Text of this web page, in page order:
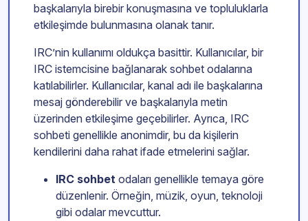
başkalarıyla birebir konuşmasına ve topluluklarla
etkileşimde bulunmasına olanak tanır.
IRC’nin kullanımı oldukça basittir. Kullanıcılar, bir
IRC istemcisine bağlanarak sohbet odalarına
katılabilirler. Kullanıcılar, kanal adı ile başkalarına
mesaj gönderebilir ve başkalarıyla metin
üzerinden etkileşime geçebilirler. Ayrıca, IRC
sohbeti genellikle anonimdir, bu da kişilerin
kendilerini daha rahat ifade etmelerini sağlar.
IRC sohbet odaları genellikle temaya göre
düzenlenir. Örneğin, müzik, oyun, teknoloji
gibi odalar mevcuttur.